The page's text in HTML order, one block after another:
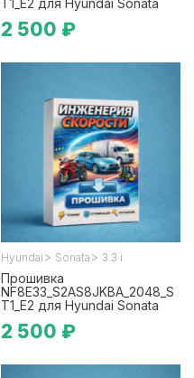
T1_E2 для Hyundai Sonata
2 500 ₽
Hyundai > Sonata > 3.3 i
Прошивка
NF8E33_S2AS8JKBA_2048_S
T1_E2 для Hyundai Sonata
2 500 ₽